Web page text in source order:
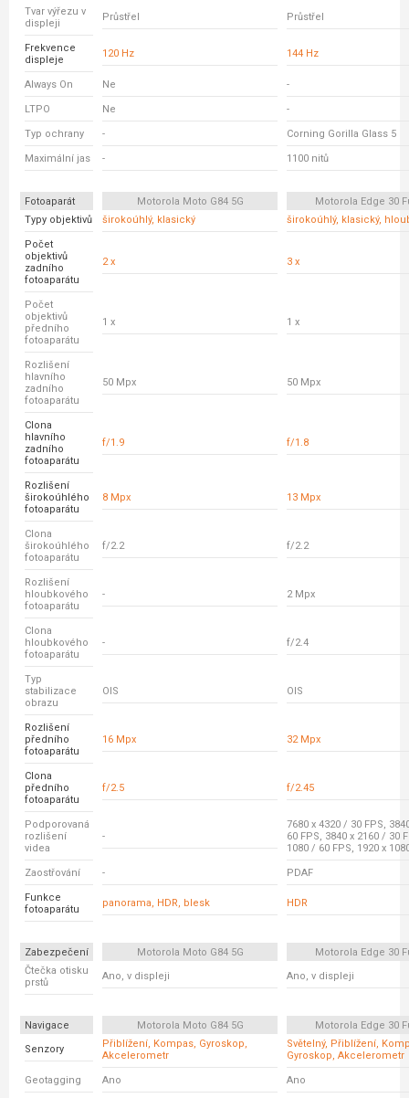
Tvar výřezu v
displeji
Průstřel Průstřel
Frekvence
displeje
120 Hz 144 Hz
Always On Ne -
LTPO Ne -
Typ ochrany - Corning Gorilla Glass 5
Maximální jas - 1100 nitů
Fotoaparát Motorola Moto G84 5G
Motorola Edge 30
Typy objektivů
širokoúhlý, klasický širokoúhlý, klasický,
Počet
objektivů
zadního
fotoaparátu
2 x 3 x
Počet
objektivů
předního
fotoaparátu
1 x 1 x
Rozlišení
hlavního
zadního
fotoaparátu
50 Mpx 50 Mpx
Clona
hlavního
zadního
fotoaparátu
f/1.9 f/1.8
Rozlišení
širokoúhlého
fotoaparátu
8 Mpx 13 Mpx
Clona
širokoúhlého
fotoaparátu
f/2.2 f/2.2
Rozlišení
hloubkového
fotoaparátu
- 2 Mpx
Clona
hloubkového
fotoaparátu
- f/2.4
Typ
stabilizace
obrazu
OIS OIS
Rozlišení
předního
fotoaparátu
16 Mpx 32 Mpx
Clona
předního
fotoaparátu
f/2.5 f/2.45
Podporovaná
rozlišení
videa
-
7680 x 4320 / 30 FPS,
60 FPS, 3840 x 2160 / 30
1080 / 60 FPS, 1920 x
Zaostřování - PDAF
Funkce
fotoaparátu
panorama, HDR, blesk HDR
Zabezpečení Motorola Moto G84 5G
Motorola Edge 30
Čtečka otisku
prstů
Ano, v displeji Ano, v displeji
Navigace Motorola Moto G84 5G
Motorola Edge 30
Senzory
Přiblížení, Kompas, Gyroskop,
Akcelerometr
Světelný, Přiblížení,
Gyroskop, Akcelerometr
Geotagging Ano Ano